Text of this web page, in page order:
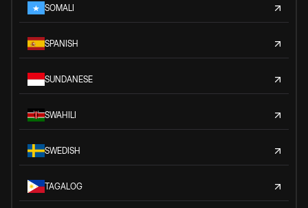
SOMALI
SPANISH
SUNDANESE
SWAHILI
SWEDISH
TAGALOG